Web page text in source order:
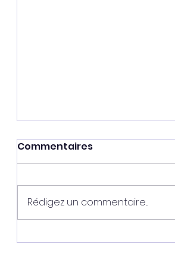
Ganesh - vendu
Commentaires
Rédigez un commentaire...